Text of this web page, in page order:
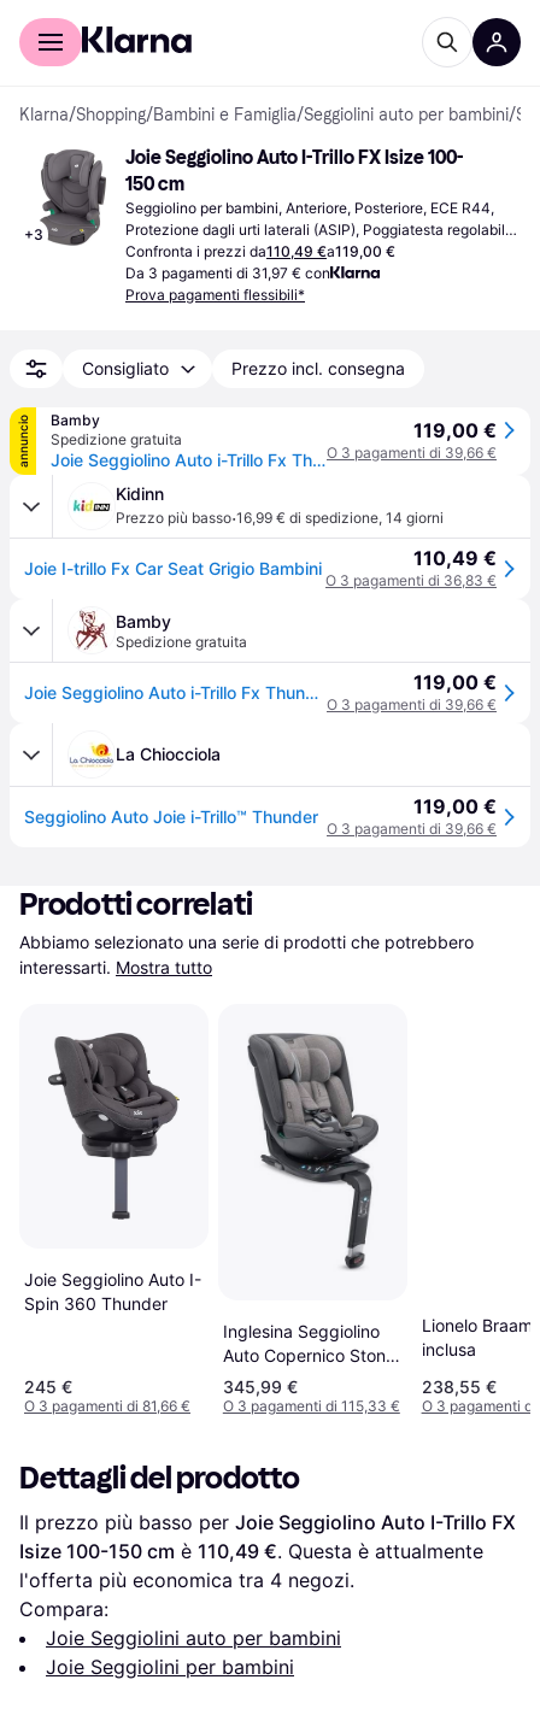
Per il tuo shopping
Klarna/Shopping/Bambini e Famiglia/Seggiolini auto per bambini/
+3
Joie Seggiolino Auto I-Trillo FX Isize 100-
150 cm
Seggiolino per bambini, Anteriore, Posteriore, ECE R44,
Protezione dagli urti laterali (ASIP), Poggiatesta regolabile,
Riduttore per seggiolino neonato incluso
Confronta i prezzi da110,49 €a119,00 €
Da 3 pagamenti di 31,97 € con
Prova pagamenti flessibili*
Consigliato Prezzo incl. consegna
annuncio
Bamby
Spedizione gratuita
Joie Seggiolino Auto i-Trillo Fx Thunder Thunder
119,00 €
O 3 pagamenti di 39,66 €
Kidinn
Prezzo più basso·16,99 € di spedizione, 14 giorni
Joie I-trillo Fx Car Seat Grigio Bambini 110,49 €
O 3 pagamenti di 36,83 €
Bamby
Spedizione gratuita
Joie Seggiolino Auto i-Trillo Fx Thunder Thunder 119,00 €
O 3 pagamenti di 39,66 €
La Chiocciola
Seggiolino Auto Joie i-Trillo™ Thunder 119,00 €
O 3 pagamenti di 39,66 €
Prodotti correlati
Abbiamo selezionato una serie di prodotti che potrebbero
interessarti. Mostra tutto
Joie Seggiolino Auto I-
Spin 360 Thunder
245 €
O 3 pagamenti di 81,66 €
Inglesina Seggiolino
Auto Copernico Stone
Grey
AV91P0STG/R0STG
345,99 €
O 3 pagamenti di 115,33 €
Lionelo Braam
inclusa
238,55 €
O 3 pagamenti di
Dettagli del prodotto
Il prezzo più basso per Joie Seggiolino Auto I-Trillo FX
Isize 100-150 cm è 110,49 €. Questa è attualmente
l'offerta più economica tra 4 negozi.
Compara:
Joie Seggiolini auto per bambini
Joie Seggiolini per bambini